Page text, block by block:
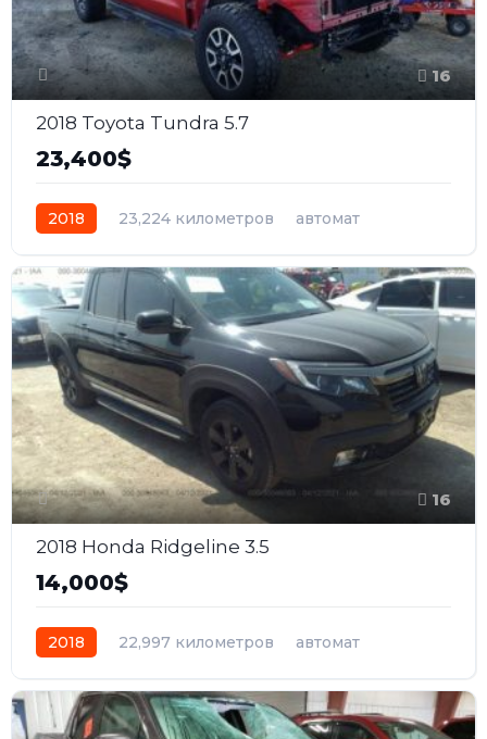
16
2018 Toyota Tundra 5.7
23,400$
2018 23,224 километров
автомат
16
2018 Honda Ridgeline 3.5
14,000$
2018 22,997 километров
автомат